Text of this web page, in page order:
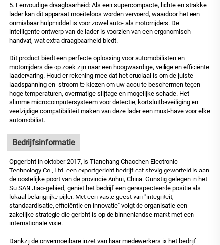
5. Eenvoudige draagbaarheid: Als een supercompacte, lichte en strakke
lader kan dit apparaat moeiteloos worden vervoerd, waardoor het een
onmisbaar hulpmiddel is voor zowel auto- als motorrijders. De
intelligente ontwerp van de lader is voorzien van een ergonomisch
handvat, wat extra draagbaarheid biedt.
Dit product biedt een perfecte oplossing voor automobilisten en
motorrijders die op zoek zijn naar een hoogwaardige, veilige en efficiënte
laadervaring. Houd er rekening mee dat het cruciaal is om de juiste
laadspanning en -stroom te kiezen om uw accu te beschermen tegen
hoge temperaturen, overmatige slijtage en mogelijke schade. Het
slimme microcomputersysteem voor detectie, kortsluitbeveiliging en
veelzijdige compatibiliteit maken van deze lader een must-have voor elke
automobilist.
Bedrijfsinformatie
Opgericht in oktober 2017, is Tianchang Chaochen Electronic
Technology Co., Ltd. een exportgericht bedrijf dat stevig geworteld is aan
de oostelijke poort van de provincie Anhui, China. Gunstig gelegen in het
Su SAN Jiao-gebied, geniet het bedrijf een gerespecteerde positie als
lokaal belangrijke pijler. Met een vaste geest van "integriteit,
standaardisatie, efficiëntie en innovatie" volgt de organisatie een
zakelijke strategie die gericht is op de binnenlandse markt met een
internationale visie.
Dankzij de onvermoeibare inzet van haar medewerkers is het bedrijf